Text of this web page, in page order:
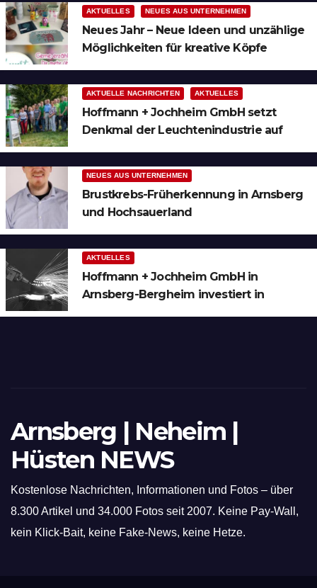
AKTUELLES NEUES AUS UNTERNEHMEN
Neues Jahr – Neue Ideen und unzählige
Möglichkeiten für kreative Köpfe
AKTUELLE NACHRICHTEN AKTUELLES
Hoffmann + Jochheim GmbH setzt
Denkmal der Leuchtenindustrie auf
NEUES AUS UNTERNEHMEN
Brustkrebs-Früherkennung in Arnsberg
und Hochsauerland
AKTUELLES
Hoffmann + Jochheim GmbH in
Arnsberg-Bergheim investiert in
Arnsberg | Neheim |
Hüsten NEWS
Kostenlose Nachrichten, Informationen und Fotos – über
8.300 Artikel und 34.000 Fotos seit 2007. Keine Pay-Wall,
kein Klick-Bait, keine Fake-News, keine Hetze.